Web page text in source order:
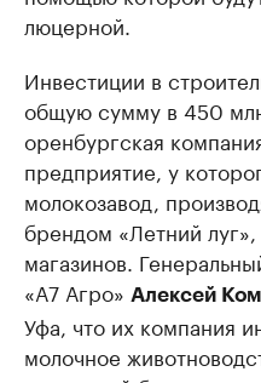
люцерной.
Инвестиции в
общую сумму в 450
оренбургская
предприятие, у
молокозавод,
брендом «Летний
магазинов.
«А7 Агро» Алексей
Уфа, что их компания
молочное